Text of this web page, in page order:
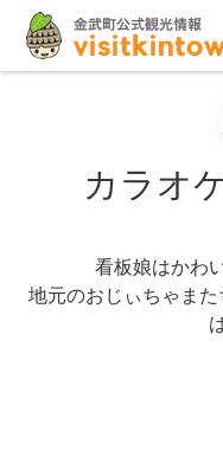
カラオ
看板娘はかわ
地元のおじぃちゃま